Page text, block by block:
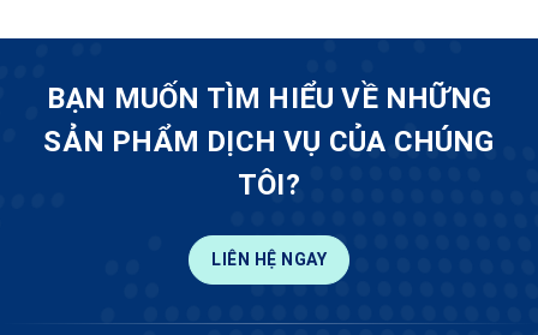
BẠN MUỐN TÌM HIỂU VỀ NHỮNG
SẢN PHẨM DỊCH VỤ CỦA CHÚNG
TÔI?
LIÊN HỆ NGAY